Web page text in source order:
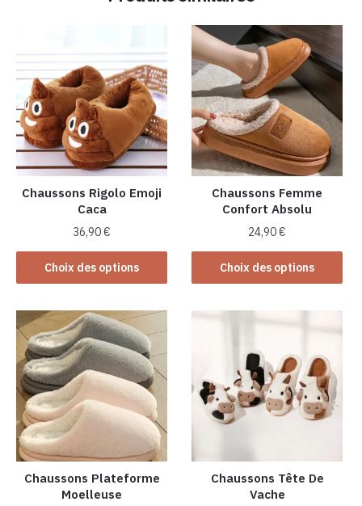
Chaussons Rigolo Emoji
Caca
36,90€
Choix des options
Ce
produit
plusieurs
variations.
Les
options
peuvent
être
choisies
sur
la
page
Chaussons Femme
Confort Absolu
24,90€
Choix des options
Ce
produit
plusieurs
Les
options
peuvent
être
la
page
Chaussons Plateforme
Moelleuse
Chaussons Tête De
Vache